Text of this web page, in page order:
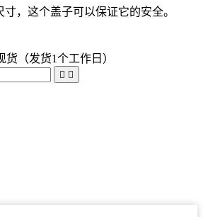
，这个盖子可以保证它的安全。
货（发货1个工作日）
 